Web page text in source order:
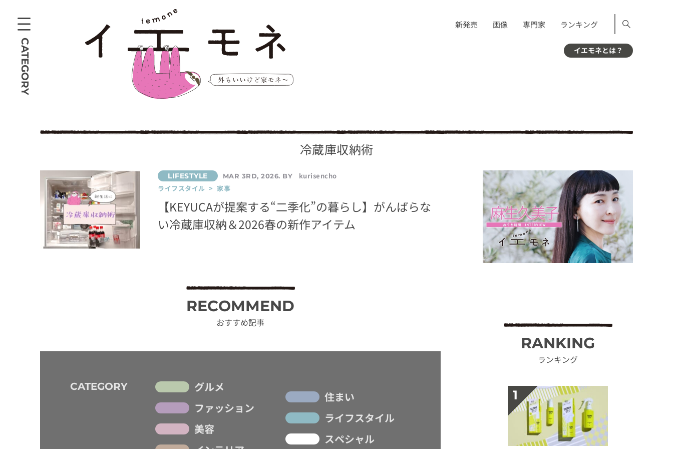
CATEGORY
新発売 画像 専門家 ランキング
イエモネとは？
冷蔵庫収納術
MAR 3RD, 2026. BY
kurisencho
ライフスタイル > 家事
【KEYUCAが提案する“二季化”の暮らし】がんばらな
い冷蔵庫収納＆2026春の新作アイテム
RECOMMEND
おすすめ記事
CATEGORY
グルメ
ファッション
美容
住まい
ライフスタイル
スペシャル
RANKING
ランキング